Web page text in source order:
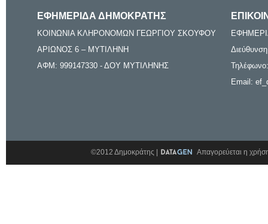
ΕΦΗΜΕΡΙΔΑ ΔΗΜΟΚΡΑΤΗΣ
ΚΟΙΝΩΝΙΑ ΚΛΗΡΟΝΟΜΩΝ ΓΕΩΡΓΙΟΥ ΣΚΟΥΦΟΥ
ΑΡΙΩΝΟΣ 6 – ΜΥΤΙΛΗΝΗ
ΑΦΜ: 999147330 - ΔΟΥ ΜΥΤΙΛΗΝΗΣ
Email:
©2012 Δημοκράτης | Απαγορεύεται η